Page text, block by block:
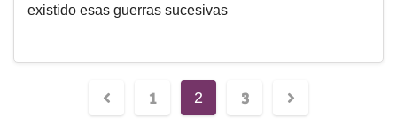
existido esas guerras sucesivas
1 2 3